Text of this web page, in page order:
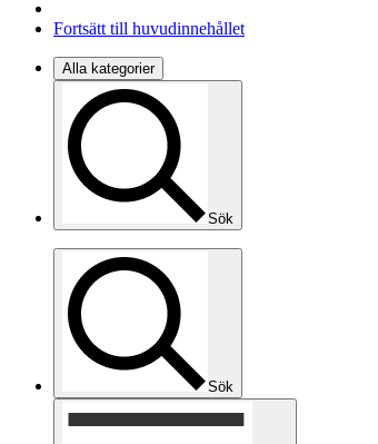
Fortsätt till huvudinnehållet
Alla kategorier
Sök
Sök